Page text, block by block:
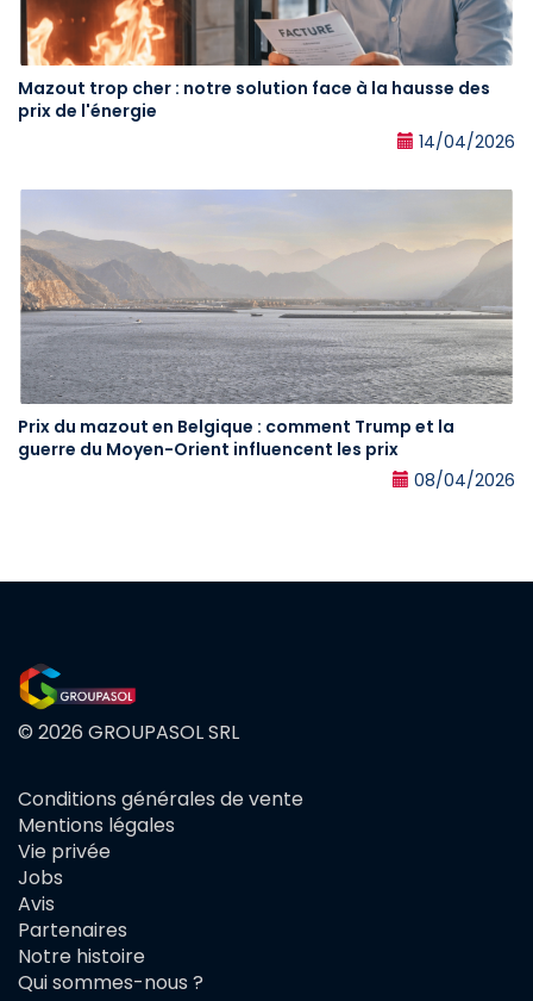
Mazout trop cher : notre solution face à la hausse des
prix de l'énergie
14/04/2026
Prix du mazout en Belgique : comment Trump et la
guerre du Moyen-Orient influencent les prix
08/04/2026
© 2026 GROUPASOL SRL
FOOTER
MENU
Conditions générales de vente
Mentions légales
Vie privée
Jobs
Avis
Partenaires
Notre histoire
Qui sommes-nous ?